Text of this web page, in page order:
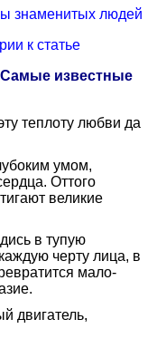
знаменитых людей
к статье
Самые известные
теплоту любви да
умом,
Оттого
великие
в тупую
черту лица, в
мало-
двигатель,